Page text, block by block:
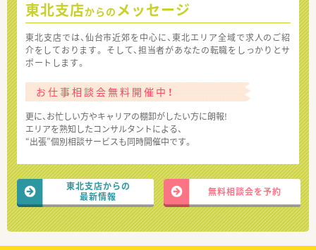
東北支店からの メッセージ
東北支店では、仙台市近郊を中心に、東北エリア全域で求人のご紹
介をしております。 そして、担当者があなたの転職をしっかりとサ
ポートします。
お仕事相談会無料開催中！
更に、お忙しい方やキャリアの棚卸がしたい方に朗報!
エリアを熟知したコンサルタントによる、
“出張”個別相談サービスも同時開催中です。
東北支店からの
最新情報
無料相談会を予約